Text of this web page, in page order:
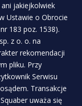
jakiejkolwiek
Ustawie o Obrocie
183 poz. 1538).
z o. o. na
rekomendacji
pliku. Przy
Serwisu
Transakcje
uważa się